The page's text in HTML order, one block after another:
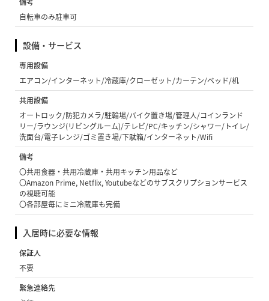
自転車のみ駐車可
設備・サービス
専用設備
エアコン/インターネット/冷蔵庫/クローゼット/カーテン/ベッド/机
共用設備
オートロック/防犯カメラ/駐輪場/バイク置き場/管理人/コインランド
リー/ラウンジ(リビングルーム)/テレビ/PC/キッチン/シャワー/トイレ/
洗面台/電子レンジ/ゴミ置き場/下駄箱/インターネット/Wifi
備考
〇共用食器・共用冷蔵庫・共用キッチン用品など
〇Amazon Prime, Netflix, Youtubeなどのサブスクリプションサービス
の視聴可能
〇各部屋毎にミニ冷蔵庫も完備
入居時に必要な情報
保証人
不要
緊急連絡先